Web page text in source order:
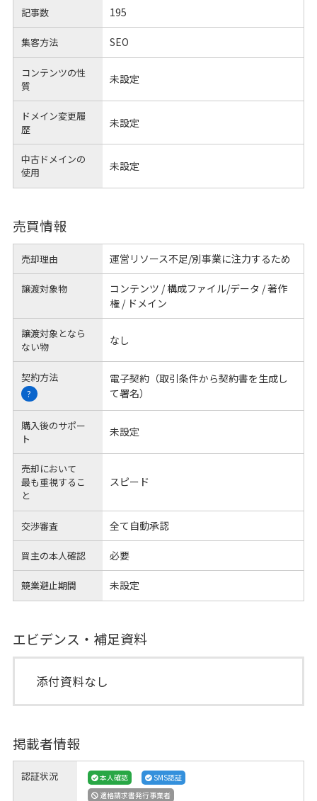
記事数 195
集客方法 SEO
コンテンツの性
質
未設定
ドメイン変更履
歴
未設定
中古ドメインの
使用
未設定
売買情報
売却理由 運営リソース不足/別事業に注力するため
譲渡対象物
コンテンツ / 構成ファイル/データ / 著作
権 / ドメイン
譲渡対象となら
ない物
なし
契約方法
?
電子契約（取引条件から契約書を生成し
て署名）
購入後のサポー
ト
未設定
売却において
最も重視するこ
と
スピード
交渉審査 全て自動承認
買主の本人確認 必要
競業避止期間 未設定
エビデンス・補足資料
添付資料なし
掲載者情報
認証状況 本人確認
SMS認証
適格請求書発行事業者